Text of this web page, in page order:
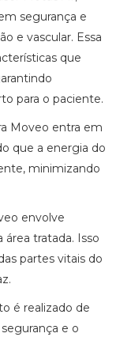
segurança e
e vascular. Essa
que
para o paciente.
Moveo entra em
que a energia do
minimizando
envolve
área tratada. Isso
partes vitais do
é realizado de
e o